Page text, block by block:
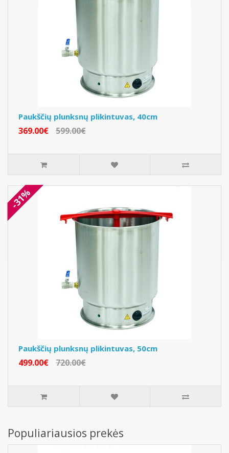
Paukščių plunksnų plikintuvas, 40cm
369.00€ 599.00€
-31%
Paukščių plunksnų plikintuvas, 50cm
499.00€ 720.00€
Populiariausios prekės